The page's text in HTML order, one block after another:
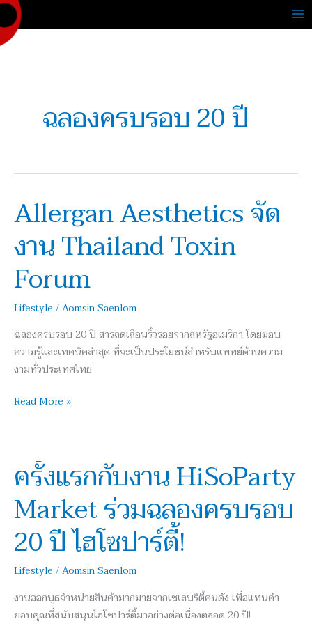
Skip
to
content
ฉลองครบรอบ 20 ปี
Allergan Aesthetics จัด
งาน Thailand Toxin
Forum
Lifestyle /Aomsin Saenlom
ฉลองครบรอบ 20 ปี สารลดเลือนริ้วรอยจากสหรัฐอเมริกา โดยมอบ
ความรู้และเทคนิคล่าสุด ที่จะเป็นประโยชน์สำหรับแพทย์ด้านความ
งามทั่วประเทศไทย
Allergan
Aesthetics
จัด
งาน
Thailand
Toxin
Forum
Read More »
ครั้งแรกกับงาน HiSoParty
Market ร่วมฉลองครบรอบ
20 ปี ไฮโซปาร์ตี้!
Lifestyle /Aomsin Saenlom
งานออกบูธจำหน่ายสินค้ามากมายจากเซเลบริตี้คนดัง เพื่อแทนคำ
ขอบคุณที่สนับสนุนไฮโซปาร์ตี้มาอย่างต่อเนื่องตลอด 20 ปี!
ครั้ง
แรก
กับ
งาน
HiSoParty
Market
ร่วม